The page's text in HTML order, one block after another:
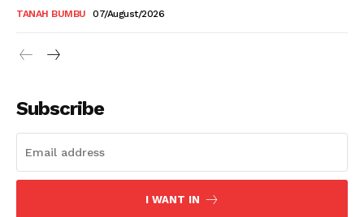
TANAH BUMBU 07/August/2026
Subscribe
I WANT IN